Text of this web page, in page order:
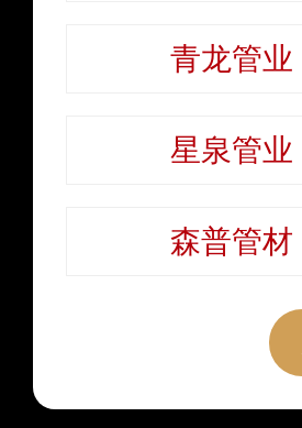
青龙管业
星泉管业
森普管材